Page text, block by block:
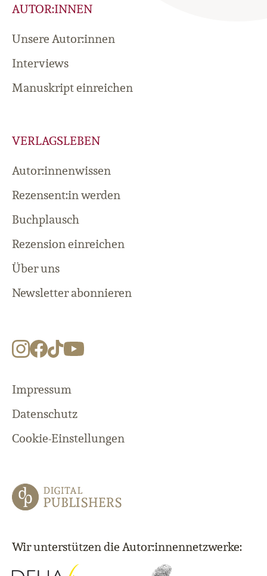
AUTOR:INNEN
Unsere Autor:innen
Interviews
Manuskript einreichen
VERLAGSLEBEN
Autor:innenwissen
Rezensent:in werden
Buchplausch
Rezension einreichen
Über uns
Newsletter abonnieren
Impressum
Datenschutz
Cookie-Einstellungen
Wir unterstützen die Autor:innennetzwerke: